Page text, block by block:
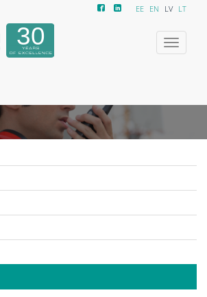
EE EN LV LT
Izvēlne